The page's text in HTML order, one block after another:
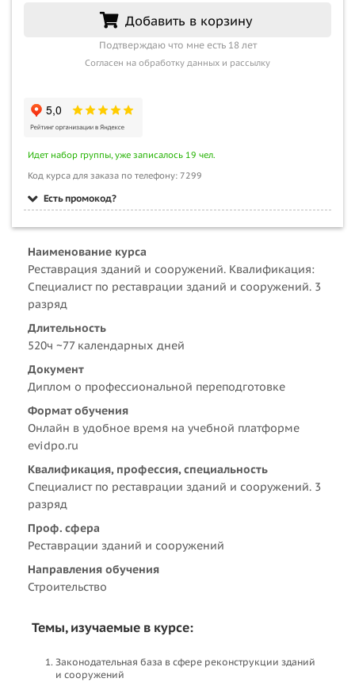
Добавить в корзину
Подтверждаю что мне есть 18 лет
Согласен на обработку данных и рассылку
Идет набор группы, уже записалось 19 чел.
Код курса для заказа по телефону: 7299
Есть промокод?
Наименование курса
Реставрация зданий и сооружений. Квалификация:
Специалист по реставрации зданий и сооружений. 3
разряд
Длительность
520ч ~77 календарных дней
Документ
Диплом о профессиональной переподготовке
Формат обучения
Онлайн в удобное время на учебной платформе
evidpo.ru
Квалификация, профессия, специальность
Специалист по реставрации зданий и сооружений. 3
разряд
Проф. сфера
Реставрации зданий и сооружений
Направления обучения
Строительство
Темы, изучаемые в курсе:
Законодательная база в сфере реконструкции зданий
и сооружений